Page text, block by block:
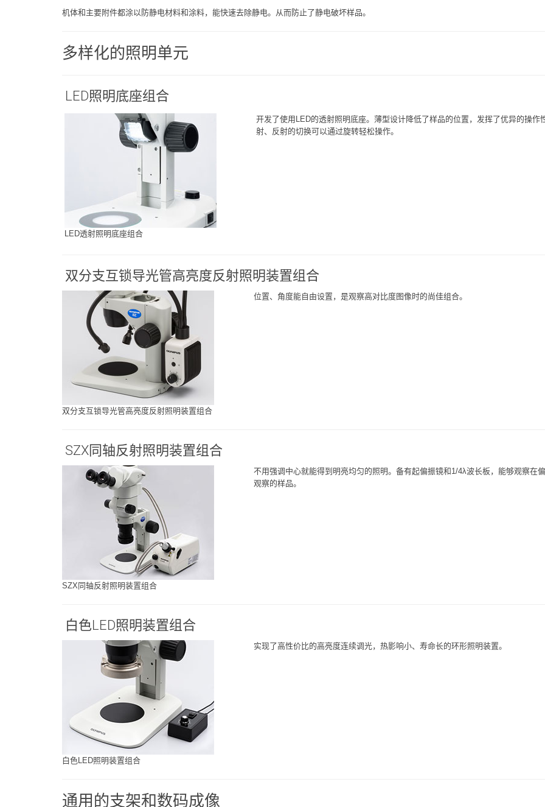
机体和主要附件都涂以防静电材料和涂料，能快速去除静电。从而防止了静电破坏样品。
多样化的照明单元
LED照明底座组合
LED透射照明底座组合
开发了使用LED的透射照明底座。薄型设计降低了样品的位置，发挥了优异的操作
射、反射的切换可以通过旋转轻松操作。
双分支互锁导光管高亮度反射照明装置组合
双分支互锁导光管高亮度反射照明装置组合
位置、角度能自由设置，是观察高对比度图像时的尚佳组合。
SZX同轴反射照明装置组合
SZX同轴反射照明装置组合
不用强调中心就能得到明亮均匀的照明。备有起偏振镜和1/4λ波长板，能够观察在
观察的样品。
白色LED照明装置组合
白色LED照明装置组合
实现了高性价比的高亮度连续调光，热影响小、寿命长的环形照明装置。
通用的支架和数码成像